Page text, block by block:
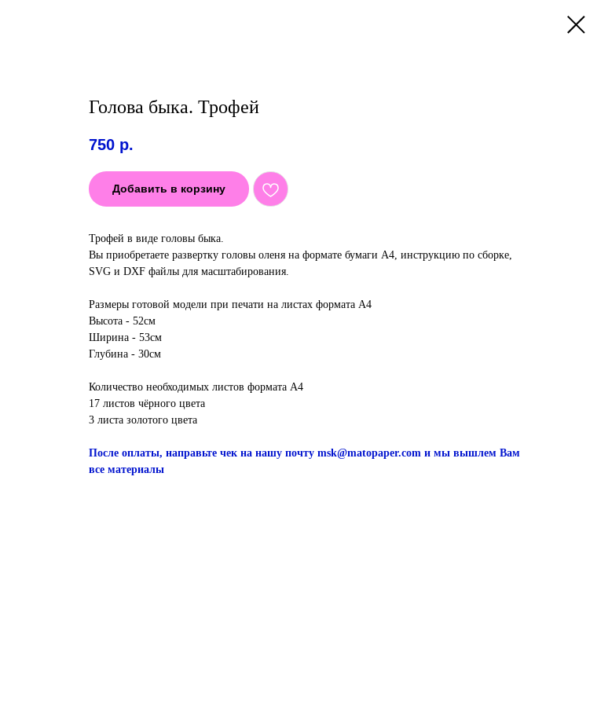
Голова быка. Трофей
750 р.
Добавить в корзину
Трофей в виде головы быка.
Вы приобретаете развертку головы оленя на формате бумаги A4, инструкцию по сборке,
SVG и DXF файлы для масштабирования.
Размеры готовой модели при печати на листах формата А4
Высота - 52см
Ширина - 53см
Глубина - 30см
Количество необходимых листов формата А4
17 листов чёрного цвета
3 листа золотого цвета
После оплаты, направьте чек на нашу почту msk@matopaper.com и мы вышлем Вам
все материалы